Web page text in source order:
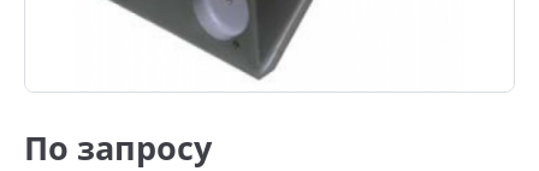
По запросу